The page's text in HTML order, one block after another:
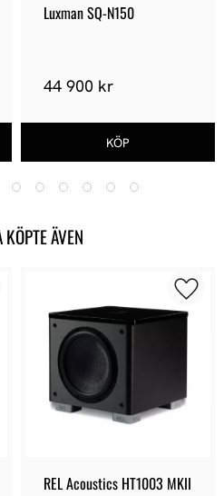
Luxman SQ-N150
44 900 kr
ÄVEN
REL Acoustics HT1003 MKII